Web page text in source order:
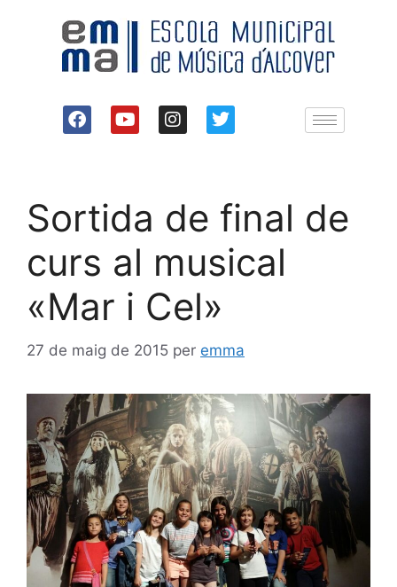
Sortida de final de
curs al musical
«Mar i Cel»
27 de maig de 2015 per emma